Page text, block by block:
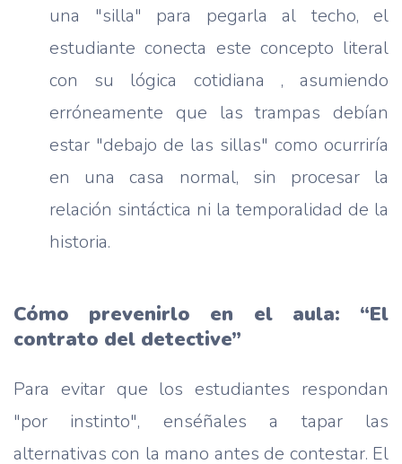
una "silla" para pegarla al techo, el
estudiante conecta este concepto literal
con su lógica cotidiana , asumiendo
erróneamente que las trampas debían
estar "debajo de las sillas" como ocurriría
en una casa normal, sin procesar la
relación sintáctica ni la temporalidad de la
historia.
Cómo prevenirlo en el aula: “El
contrato del detective”
Para evitar que los estudiantes respondan
"por instinto", enséñales a tapar las
alternativas con la mano antes de contestar. El